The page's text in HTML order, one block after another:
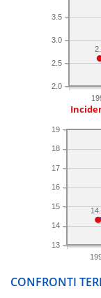
2.0
2.5
3.0
3.5
13
14
15
16
17
18
19
CONFRONTI